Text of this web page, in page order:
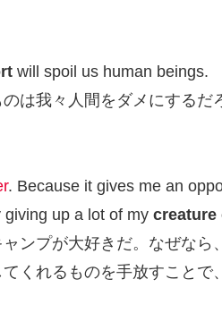
will spoil us human beings.
は我々人間をダメにするだ
. Because it gives me an
up a lot of my creature
ャンプが大好きだ。なぜな
くれるものを手放すことで